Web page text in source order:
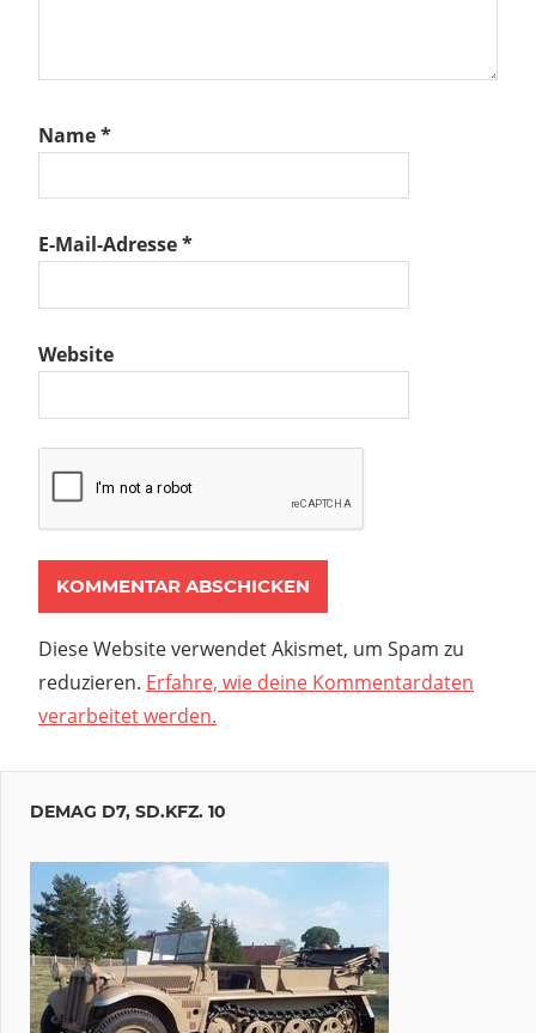
Name*
E-Mail-Adresse*
Website
Diese Website verwendet Akismet, um Spam zu
reduzieren. Erfahre, wie deine Kommentardaten
verarbeitet werden.
DEMAG D7, SD.KFZ. 10